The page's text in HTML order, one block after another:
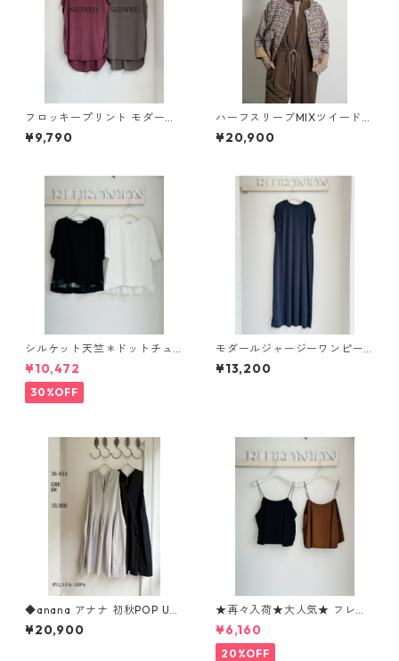
フロッキープリント モダール
ジャージープルオーバー フレ
ンチ袖ボックスシルエット （s
¥9,790
ハーフスリーブMIXツイードJ
K 604483 cyantokyo 2603
b -008
¥20,900
シルケット天竺＊ドットチュ
ールバックフレアカットソー E
80311 beatrice
¥10,472
30%OFF
モダールジャージーワンピー
ス 652 - 85578 cloche
¥13,200
◆anana アナナ 初秋POP UP
◆ タフタウェストタックジ
ャンスカ 36-032 ANANA
¥20,900
★再々入荷★大人気★ フレア
キャミジレ 80268395 dignit
ecollier
¥6,160
20%OFF